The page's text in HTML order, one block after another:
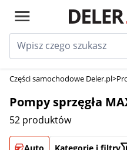
Części samochodowe Deler.pl>
Pompy sprzęgła
52 produktów